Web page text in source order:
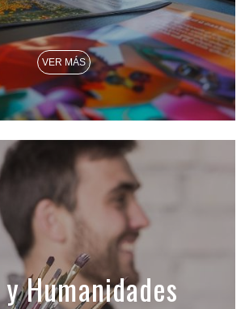
VER MÁS
Humanidades